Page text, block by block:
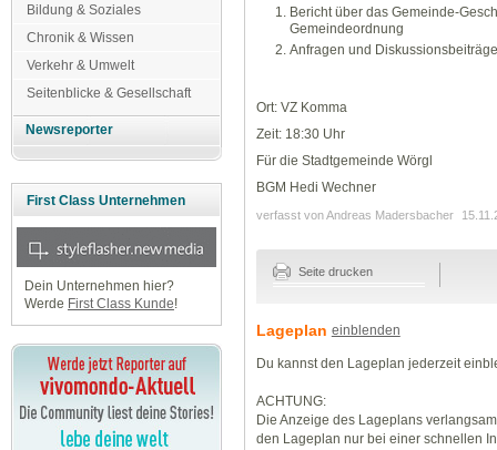
Bildung & Soziales
Chronik & Wissen
Verkehr & Umwelt
Seitenblicke & Gesellschaft
Newsreporter
First Class Unternehmen
Dein Unternehmen hier?
Werde First Class Kunde!
Bericht über das Gemeinde-
Gemeindeordnung
Anfragen und
Ort: VZ Komma
Zeit: 18:30 Uhr
Für die Stadtgemeinde Wörgl
BGM Hedi Wechner
verfasst von Andreas Madersbacher
Seite drucken
Lageplan einblenden
Du kannst den Lageplan jederzeit
ACHTUNG:
Die Anzeige des Lageplans
den Lageplan nur bei einer schnellen